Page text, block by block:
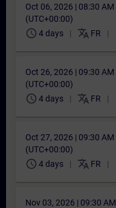
Oct 06, 2026 | 08:30 AM
(UTC+00:00)
schedule 4 days translate FR
Oct 26, 2026 | 09:30 AM
(UTC+00:00)
schedule 4 days translate FR
Oct 27, 2026 | 09:30 AM
(UTC+00:00)
schedule 4 days translate FR
Nov 03, 2026 | 09:30 AM